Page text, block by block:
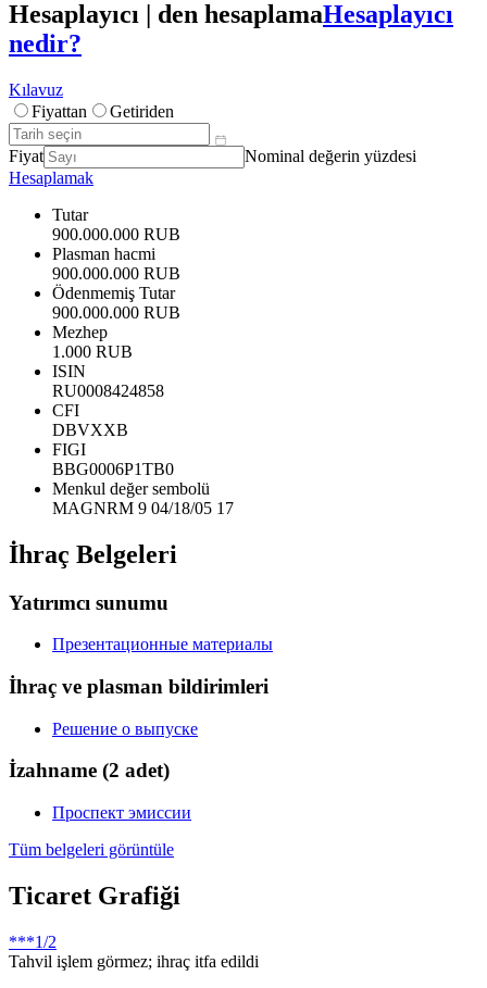
Hesaplayıcı | den hesaplamaHesaplayıcı
nedir?
Kılavuz
Fiyattan
Getiriden
Fiyat
Nominal değerin yüzdesi
Hesaplamak
Tutar
900.000.000 RUB
Plasman hacmi
900.000.000 RUB
Ödenmemiş Tutar
900.000.000 RUB
Mezhep
1.000 RUB
ISIN
RU0008424858
CFI
DBVXXB
FIGI
BBG0006P1TB0
Menkul değer sembolü
MAGNRM 9 04/18/05 17
İhraç Belgeleri
Yatırımcı sunumu
Презентационные материалы
İhraç ve plasman bildirimleri
Решение о выпуске
İzahname (2 adet)
Проспект эмиссии
Tüm belgeleri görüntüle
Ticaret Grafiği
***1/2
Tahvil işlem görmez; ihraç itfa edildi